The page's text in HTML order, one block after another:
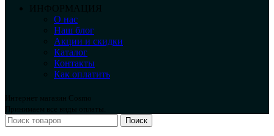
ИНФОРМАЦИЯ
О нас
Наш блог
Акции и скидки
Каталог
Контакты
Как оплатить
Интернет магазин Cosmo
Принимаем все виды оплаты.
Поиск